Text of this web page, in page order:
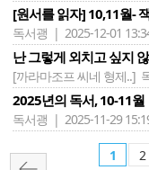
[원서를 읽자] 10,11월-
독서괭 | 2025-12-01
난 그렇게 외치고 싶지
[까라마조프 씨네 형제..]
2025년의 독서, 10-11월
독서괭 | 2025-11-29
1 2